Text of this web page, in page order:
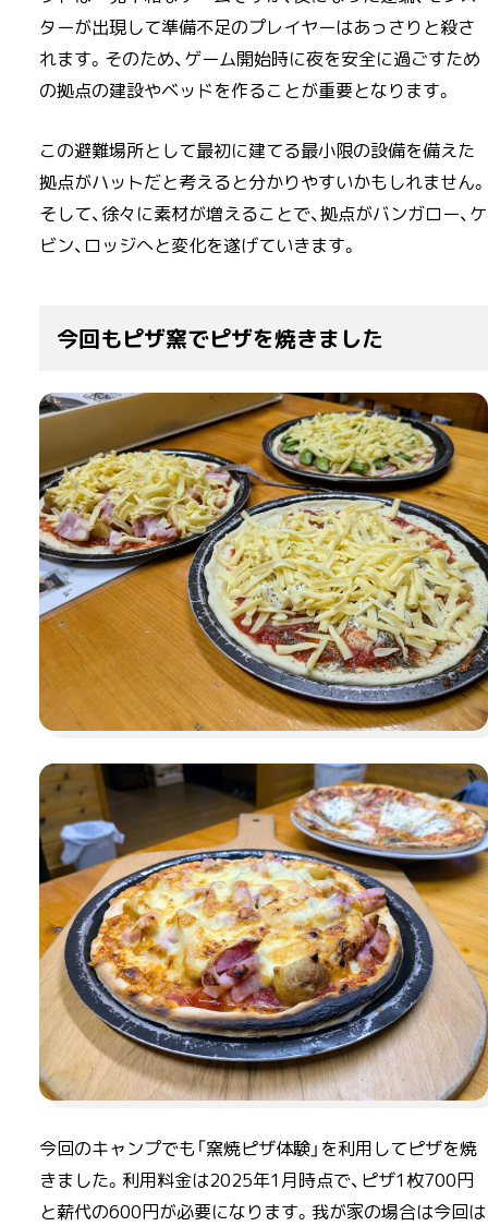
ターが出現して準備不足のプレイヤーはあっさりと殺さ
れます。そのため、ゲーム開始時に夜を安全に過ごすため
の拠点の建設やベッドを作ることが重要となります。
この避難場所として最初に建てる最小限の設備を備えた
拠点がハットだと考えると分かりやすいかもしれません。
そして、徐々に素材が増えることで、拠点がバンガロー、ケ
ビン、ロッジへと変化を遂げていきます。
今回もピザ窯でピザを焼きました
今回のキャンプでも「窯焼ピザ体験」を利用してピザを焼
きました。利用料金は2025年1月時点で、ピザ1枚700円
と薪代の600円が必要になります。我が家の場合は今回は